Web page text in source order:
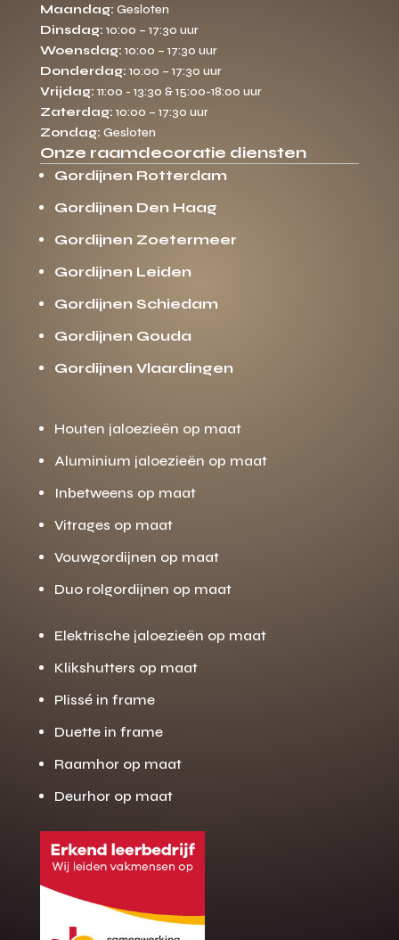
Gratis offerte
op maat?
Maandag: Gesloten
Dinsdag: 10:00 – 17:30 uur
Woensdag: 10:00 – 17:30 uur
Donderdag: 10:00 – 17:30 uur
Vrijdag: 11:00 - 13:30 & 15:00-18:00 uur
Zaterdag: 10:00 – 17:30 uur
Zondag: Gesloten
Onze raamdecoratie diensten
Gordijnen Rotterdam
Gordijnen Den Haag
Gordijnen Zoetermeer
Gordijnen Leiden
Gordijnen Schiedam
Gordijnen Gouda
Gordijnen Vlaardingen
Houten jaloezieën op maat
Aluminium jaloezieën op maat
Inbetweens op maat
Vitrages op maat
Vouwgordijnen op maat
Duo rolgordijnen op maat
Elektrische jaloezieën op maat
Klikshutters op maat
Plissé in frame
Duette in frame
Raamhor op maat
Deurhor op maat